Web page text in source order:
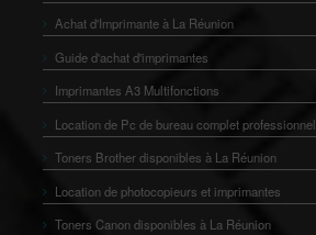
Achat d'Imprimante à La Réunion
Guide d'achat d'imprimantes
Imprimantes A3 Multifonctions
Location de Pc de bureau complet professionnel
Toners Brother disponibles à La Réunion
Location de photocopieurs et imprimantes
Toners Canon disponibles à La Réunion